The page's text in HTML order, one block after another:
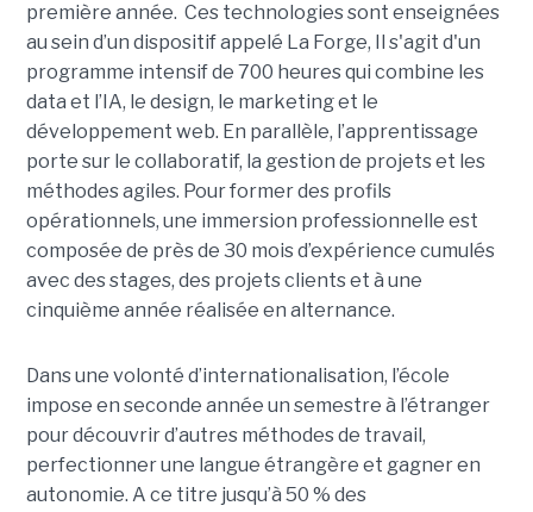
première année. Ces technologies sont enseignées
au sein d’un dispositif appelé La Forge, Il s'agit d'un
programme intensif de 700 heures qui combine les
data et l’IA, le design, le marketing et le
développement web. En parallèle, l’apprentissage
porte sur le collaboratif, la gestion de projets et les
méthodes agiles. Pour former des profils
opérationnels, une immersion professionnelle est
composée de près de 30 mois d’expérience cumulés
avec des stages, des projets clients et à une
cinquième année réalisée en alternance.
Dans une volonté d’internationalisation, l’école
impose en seconde année un semestre à l’étranger
pour découvrir d’autres méthodes de travail,
perfectionner une langue étrangère et gagner en
autonomie. A ce titre jusqu’à 50 % des